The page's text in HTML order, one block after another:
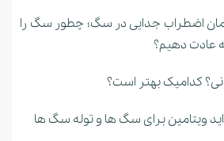
اضطراب جدایی در سگ؛ چطور سگ را
عادت دهیم؟
کدامیک بهتر است؟
ویتامین برای سگ ها و توله سگ ها